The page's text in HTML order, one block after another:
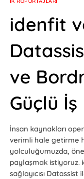
idenfit
ve
Güçlü
İnsan kaynakları
verimli hale getirme
yolculuğumuzda,
paylaşmak istiyoruz.
sağlayıcısı